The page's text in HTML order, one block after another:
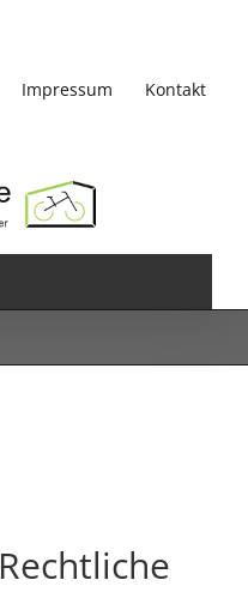
Impressum Kontakt
Rechtliche